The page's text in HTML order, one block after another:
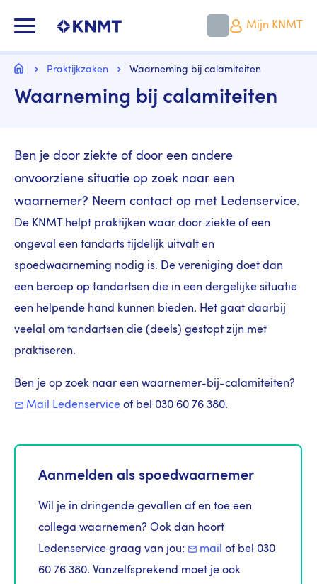
naar
gaan
Mijn KNMT
Kruimelpad
HomePraktijkzaken Waarneming bij calamiteiten
Waarneming bij calamiteiten
Ben je door ziekte of door een andere
onvoorziene situatie op zoek naar een
waarnemer? Neem contact op met Ledenservice.
De KNMT helpt praktijken waar door ziekte of een
ongeval een tandarts tijdelijk uitvalt en
spoedwaarneming nodig is. De vereniging doet dan
een beroep op tandartsen die in een dergelijke situatie
een helpende hand kunnen bieden. Het gaat daarbij
veelal om tandartsen die (deels) gestopt zijn met
praktiseren.
Ben je op zoek naar een waarnemer-bij-calamiteiten?
Mail Ledenservice of bel 030 60 76 380.
Aanmelden als spoedwaarnemer
Wil je in dringende gevallen af en toe een
collega waarnemen? Ook dan hoort
Ledenservice graag van jou:
mail of bel 030
60 76 380. Vanzelfsprekend moet je ook